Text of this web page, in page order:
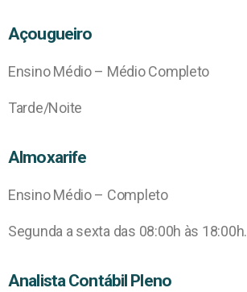
Açougueiro
Ensino Médio – Médio Completo
Tarde/Noite
Almoxarife
Ensino Médio – Completo
Segunda a sexta das 08:00h às 18:00h.
Analista Contábil Pleno